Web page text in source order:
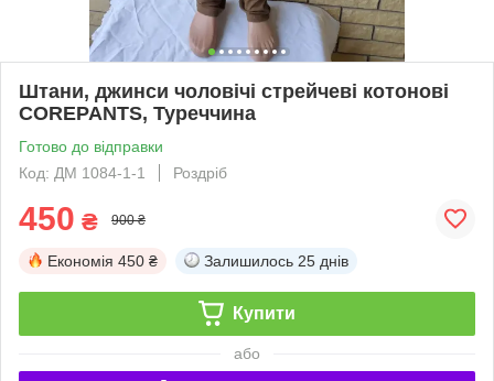
Штани, джинси чоловічі стрейчеві котонові
COREPANTS, Туреччина
Готово до відправки
Код: ДМ 1084-1-1
Роздріб
450 ₴ 900 ₴
Економія 450 ₴ Залишилось 25 днів
Купити
або